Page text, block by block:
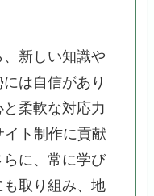
新しい知識や
は自信があり
柔軟な対応力
ト制作に貢献
らに、常に学び
取り組み、地